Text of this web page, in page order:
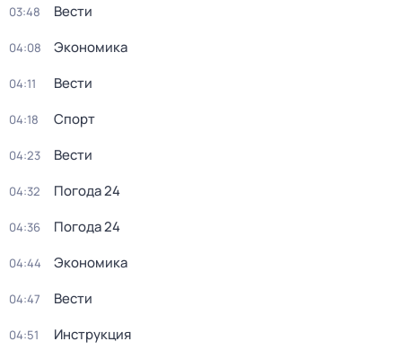
03:48 Вести
04:08 Экономика
04:11 Вести
04:18 Спорт
04:23 Вести
04:32 Погода 24
04:36 Погода 24
04:44 Экономика
04:47 Вести
04:51 Инструкция